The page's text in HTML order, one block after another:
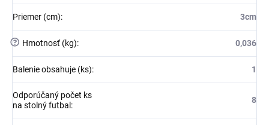
Priemer (cm): 3cm
? Hmotnosť (kg): 0,036
Balenie obsahuje (ks): 1
Odporúčaný počet ks
na stolný futbal :
8